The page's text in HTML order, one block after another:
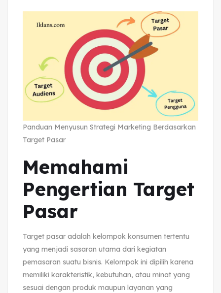
Panduan Menyusun Strategi Marketing Berdasarkan
Target Pasar
Memahami
Pengertian Target
Pasar
Target pasar adalah kelompok konsumen tertentu
yang menjadi sasaran utama dari kegiatan
pemasaran suatu bisnis. Kelompok ini dipilih karena
memiliki karakteristik, kebutuhan, atau minat yang
sesuai dengan produk maupun layanan yang